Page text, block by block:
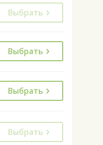
Выбрать
Выбрать
Выбрать
Выбрать